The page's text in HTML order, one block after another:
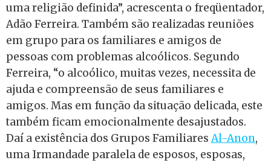
uma religião definida”, acrescenta o freqüentador,
Adão Ferreira. Também são realizadas reuniões
em grupo para os familiares e amigos de
pessoas com problemas alcoólicos. Segundo
Ferreira, “o alcoólico, muitas vezes, necessita de
ajuda e compreensão de seus familiares e
amigos. Mas em função da situação delicada, este
também ficam emocionalmente desajustados.
Daí a existência dos Grupos FamiliaresAl-Anon,
uma Irmandade paralela de esposos, esposas,